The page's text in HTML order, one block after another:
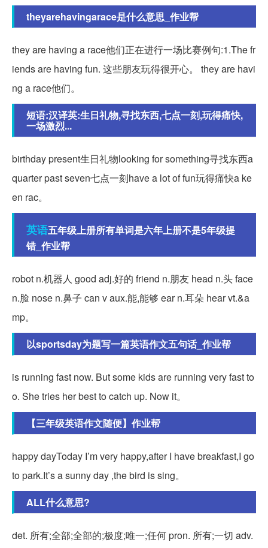
theyarehavingarace是什么意思_作业帮
they are having a race他们正在进行一场比赛例句:1.The fr
iends are having fun. 这些朋友玩得很开心。 they are havi
ng a race他们。
短语:汉译英:生日礼物,寻找东西,七点一刻,玩得痛快,
一场激烈...
birthday present生日礼物looking for something寻找东西a
quarter past seven七点一刻have a lot of fun玩得痛快a ke
en rac。
英语五年级上册所有单词是六年上册不是5年级提
错_作业帮
robot n.机器人 good adj.好的 friend n.朋友 head n.头 face
n.脸 nose n.鼻子 can v aux.能,能够 ear n.耳朵 hear vt.&a
mp。
以sportsday为题写一篇英语作文五句话_作业帮
is running fast now. But some kids are running very fast to
o. She tries her best to catch up. Now it。
【三年级英语作文随便】作业帮
happy dayToday I’m very happy,after I have breakfast,I go
to park.It’s a sunny day ,the bird is sing。
ALL什么意思?
det. 所有;全部;全部的;极度;唯一;任何 pron. 所有;一切 adv.